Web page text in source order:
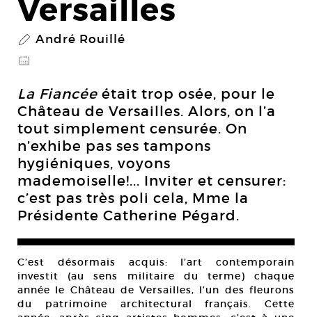
Versailles
P André Rouillé
@
La Fiancée était trop osée, pour le
Château de Versailles. Alors, on l’a
tout simplement censurée. On
n’exhibe pas ses tampons
hygiéniques, voyons
mademoiselle!... Inviter et censurer:
c’est pas très poli cela, Mme la
Présidente Catherine Pégard.
C’est désormais acquis: l’art contemporain
investit (au sens militaire du terme) chaque
année le Château de Versailles, l’un des fleurons
du patrimoine architectural français. Cette